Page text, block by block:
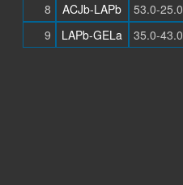
8
ACJb-LAPb 53.0-25.0
9
LAPb-GELa 35.0-43.0